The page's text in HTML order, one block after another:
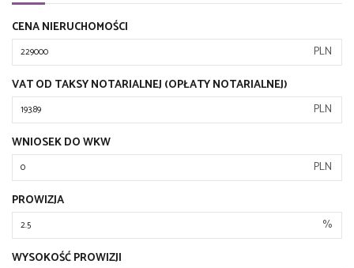
CENA NIERUCHOMOŚCI
PLN
VAT OD TAKSY NOTARIALNEJ (OPŁATY NOTARIALNEJ)
PLN
WNIOSEK DO WKW
PLN
PROWIZJA
%
WYSOKOŚĆ PROWIZJI